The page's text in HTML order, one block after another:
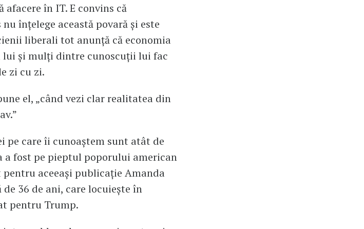
în IT. E convins că
înțelege această povară și este
liberali tot anunță că economia
și mulți dintre cunoscuții lui fac
zi cu zi.
el, „când vezi clar realitatea din
pe care îi cunoaștem sunt atât de
a fost pe pieptul poporului american
aceeași publicație Amanda
36 de ani, care locuiește în
pentru Trump.